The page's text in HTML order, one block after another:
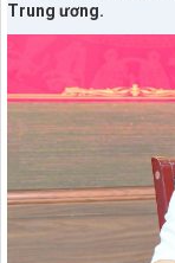
Trung ương.